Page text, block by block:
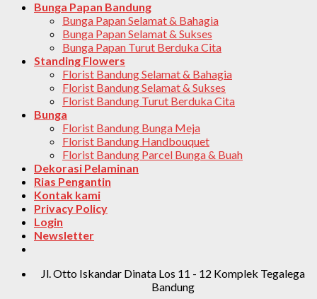
Bunga Papan Bandung
Bunga Papan Selamat & Bahagia
Bunga Papan Selamat & Sukses
Bunga Papan Turut Berduka Cita
Standing Flowers
Florist Bandung Selamat & Bahagia
Florist Bandung Selamat & Sukses
Florist Bandung Turut Berduka Cita
Bunga
Florist Bandung Bunga Meja
Florist Bandung Handbouquet
Florist Bandung Parcel Bunga & Buah
Dekorasi Pelaminan
Rias Pengantin
Kontak kami
Privacy Policy
Login
Newsletter
Jl. Otto Iskandar Dinata Los 11 - 12 Komplek Tegalega
Bandung